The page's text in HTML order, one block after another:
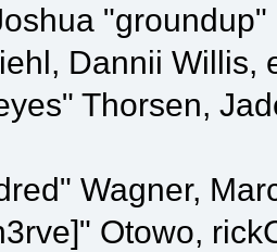
Dannii Willis,
Thorsen,
Wagner,
Otowo,